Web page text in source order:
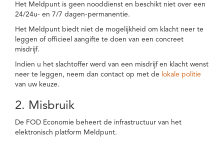
Het Meldpunt is geen nooddienst en beschikt niet over een
24/24u- en 7/7 dagen-permanentie.
Het Meldpunt biedt niet de mogelijkheid om klacht neer te
leggen of officieel aangifte te doen van een concreet
misdrijf.
Indien u het slachtoffer werd van een misdrijf en klacht wenst
neer te leggen, neem dan contact op met de lokale politie
van uw keuze.
2. Misbruik
De FOD Economie beheert de infrastructuur van het
elektronisch platform Meldpunt.